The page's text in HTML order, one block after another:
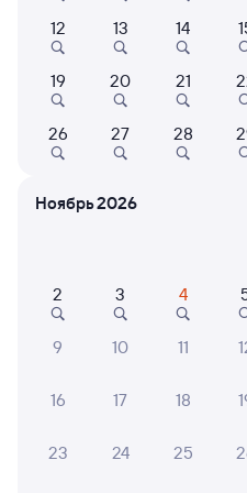
122Е Проходящий
Карталы-1
02:22 10 ч 49
Дни следования
Плацкарт
от 2 ⁠281 ⁠₽
Купе
2 ⁠632 ⁠₽
12 13 14
19 20 21
26 27 28
Ноябрь 2026
2 3 4
9 10 11
16 17 18
23 24 25